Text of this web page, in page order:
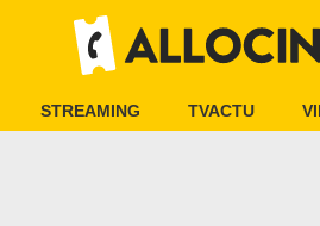
STREAMING TVACTU